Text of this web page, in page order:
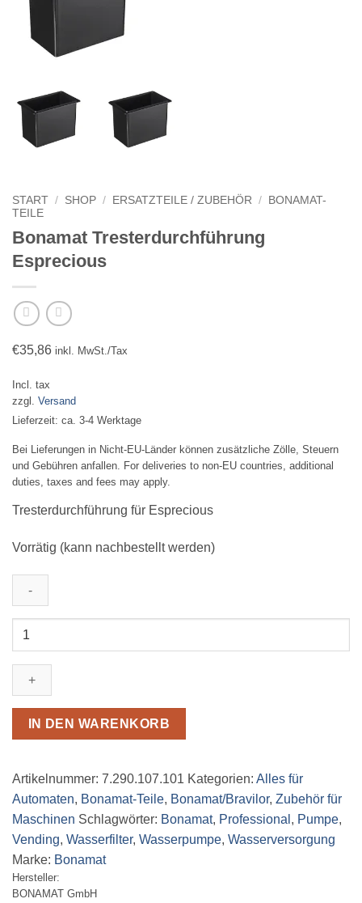
START / SHOP / ERSATZTEILE / ZUBEHÖR /
BONAMAT-
TEILE
Bonamat Tresterdurchführung
Esprecious
€35,86 inkl. MwSt./Tax
Incl. tax
zzgl. Versand
Lieferzeit: ca. 3-4 Werktage
Bei Lieferungen in Nicht-EU-Länder können zusätzliche Zölle, Steuern
und Gebühren anfallen. For deliveries to non-EU countries, additional
duties, taxes and fees may apply.
Tresterdurchführung für Esprecious
Vorrätig (kann nachbestellt werden)
Bonamat
Esprecious
Menge
IN DEN WARENKORB
Artikelnummer: 7.290.107.101 Kategorien: Alles für
Automaten, Bonamat-Teile, Bonamat/Bravilor, Zubehör für
Maschinen Schlagwörter: Bonamat, Professional , Pumpe,
Vending, Wasserfilter, Wasserpumpe, Wasserversorgung
Marke: Bonamat
Hersteller:
BONAMAT GmbH